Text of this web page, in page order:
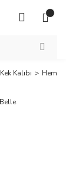
Kek Kalıbı